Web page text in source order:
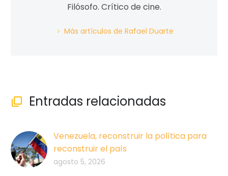
Filósofo. Crítico de cine.
Más artículos de Rafael Duarte
 Entradas relacionadas
Venezuela, reconstruir la política para
reconstruir el país
agosto 5, 2026